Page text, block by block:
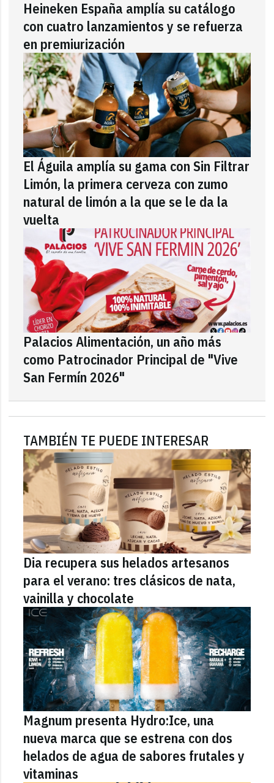
Heineken España amplía su catálogo
con cuatro lanzamientos y se refuerza
en premiurización
El Águila amplía su gama con Sin Filtrar
Limón, la primera cerveza con zumo
natural de limón a la que se le da la
vuelta
Palacios Alimentación, un año más
como Patrocinador Principal de "Vive
San Fermín 2026"
TAMBIÉN TE PUEDE INTERESAR
Dia recupera sus helados artesanos
para el verano: tres clásicos de nata,
vainilla y chocolate
Magnum presenta Hydro:Ice, una
nueva marca que se estrena con dos
helados de agua de sabores frutales y
vitaminas